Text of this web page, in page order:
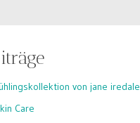
von jane iredale
Care